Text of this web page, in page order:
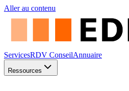
Aller au contenu
ServicesRDV ConseilAnnuaire
Ressources